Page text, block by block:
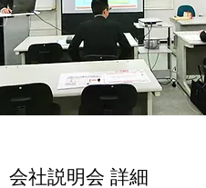
会社説明会 詳細